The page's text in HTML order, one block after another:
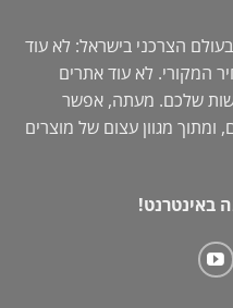
הצרכני בישראל: לא עוד
המקורי. לא עוד אתרים
שלכם. מעתה, אפשר
מגוון עצום של מוצרים